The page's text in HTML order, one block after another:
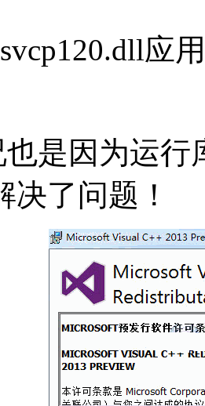
应
是因为运行
决了问题！